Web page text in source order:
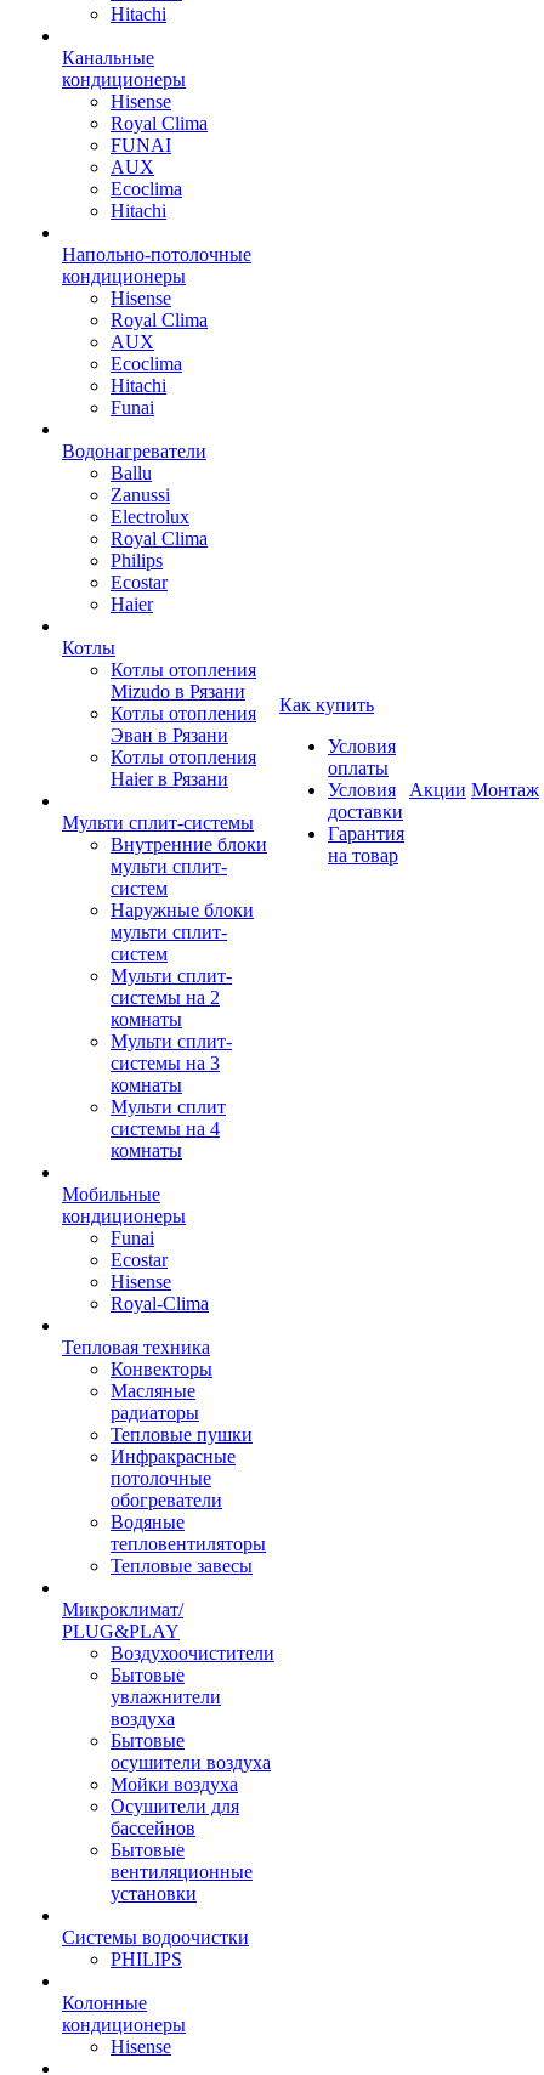
Hitachi
Канальные
кондиционеры
Hisense
Royal Clima
FUNAI
AUX
Ecoclima
Hitachi
Напольно-потолочные
кондиционеры
Hisense
Royal Clima
AUX
Ecoclima
Hitachi
Funai
Водонагреватели
Ballu
Zanussi
Electrolux
Royal Clima
Philips
Ecostar
Haier
Котлы
Котлы отопления
Mizudo в Рязани
Котлы отопления
Эван в Рязани
Котлы отопления
Haier в Рязани
Мульти сплит-системы
Внутренние блоки
мульти сплит-
систем
Наружные блоки
мульти сплит-
систем
Мульти сплит-
системы на 2
комнаты
Мульти сплит-
системы на 3
комнаты
Мульти сплит
системы на 4
комнаты
Мобильные
кондиционеры
Funai
Ecostar
Hisense
Royal-Clima
Тепловая техника
Конвекторы
Масляные
радиаторы
Тепловые пушки
Инфракрасные
потолочные
обогреватели
Водяные
тепловентиляторы
Тепловые завесы
Микроклимат/
PLUG&PLAY
Воздухоочистители
Бытовые
увлажнители
воздуха
Бытовые
осушители воздуха
Мойки воздуха
Осушители для
бассейнов
Бытовые
вентиляционные
установки
Системы водоочистки
PHILIPS
Колонные
кондиционеры
Hisense
Как купить
Условия
оплаты
Условия
доставки
Гарантия
на товар
Акции Монтаж